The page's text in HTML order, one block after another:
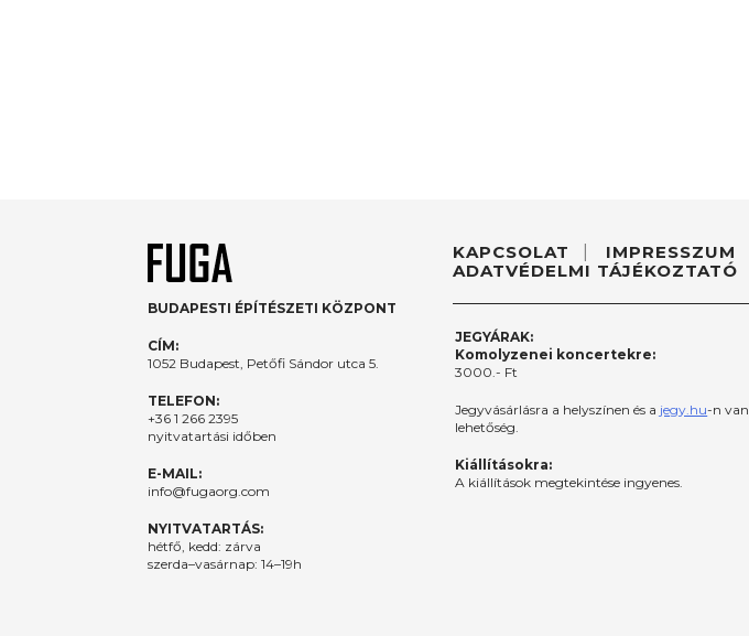
BUDAPESTI ÉPÍTÉSZETI KÖZPONT
CÍM:
1052 Budapest, Petőfi Sándor utca 5.
TELEFON:
+36 1 266 2395
nyitvatartási időben
E-MAIL:
info@fugaorg.com
NYITVATARTÁS:
hétfő, kedd: zárva
szerda–vasárnap: 14–19h
KAPCSOLAT IMPRESSZUM
ADATVÉDELMI TÁJÉKOZTATÓ
JEGYÁRAK:
Komolyzenei koncertekre:
3000.- Ft
Jegyvásárlásra a helyszínen és a jegy.hu-n van
lehetőség.
Kiállításokra:
A kiállítások megtekintése ingyenes.